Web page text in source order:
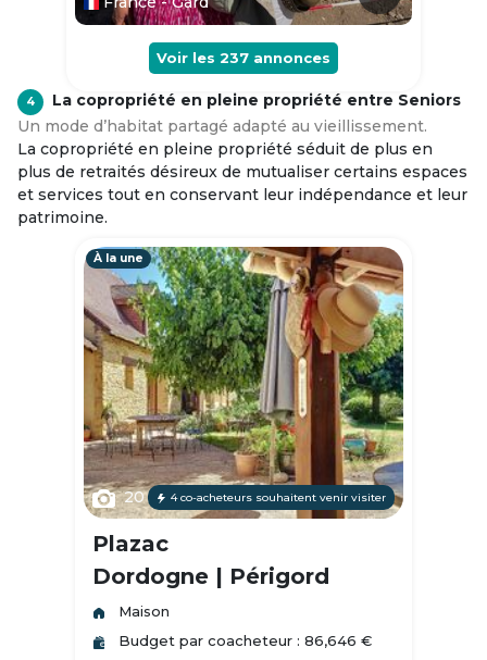
Voir les 237 annonces
4
La copropriété en pleine propriété entre Seniors
Un mode d’habitat partagé adapté au vieillissement.
La copropriété en pleine propriété séduit de plus en
plus de retraités désireux de mutualiser certains espaces
et services tout en conservant leur indépendance et leur
patrimoine.
À la une
20 4 co-acheteurs souhaitent venir visiter
Plazac
Dordogne | Périgord
Maison
Budget par coacheteur : 86,646 €